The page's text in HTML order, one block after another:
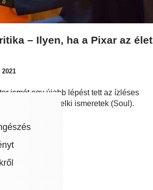
– Ilyen, ha a Pixar az élet
ismét egy újabb lépést tett az ízléses
irányába, ez a Lelki ismeretek (Soul).